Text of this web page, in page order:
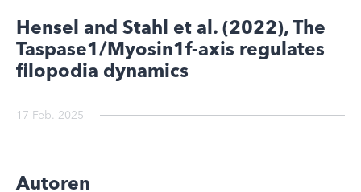
Hensel and Stahl et al. (2022), The
Taspase1/Myosin1f-axis regulates
filopodia dynamics
17 Feb. 2025
Autoren